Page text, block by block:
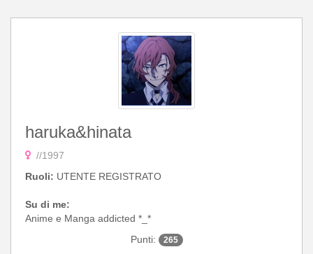
haruka&hinata
//1997
Ruoli: UTENTE REGISTRATO
Su di me:
Anime e Manga addicted *_*
Punti:
265